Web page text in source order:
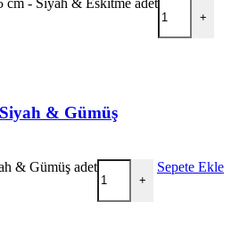
cm - Siyah & Eskitme adet
+
& Gümüş
& Gümüş adet
+
Sepete Ekle